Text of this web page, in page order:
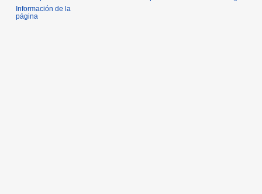
Información de la
página